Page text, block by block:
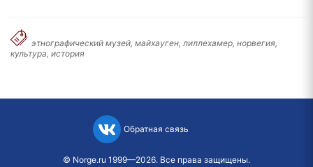
этнографический музей, майхауген, лиллехамер, норвегия,
культура, история
Обратная связь
© Norge.ru 1999—2026. Все права защищены.